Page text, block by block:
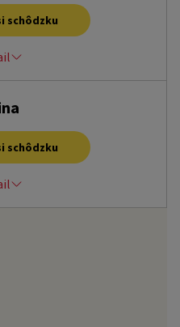
schôdzku
SNP 63,, Zvolen, 960 01
schôdzku
010 01